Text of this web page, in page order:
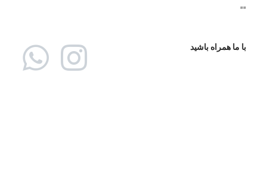
"
"
با ما همراه باشید